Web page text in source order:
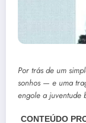
Por trás de um
sonhos — e uma
engole a juventude